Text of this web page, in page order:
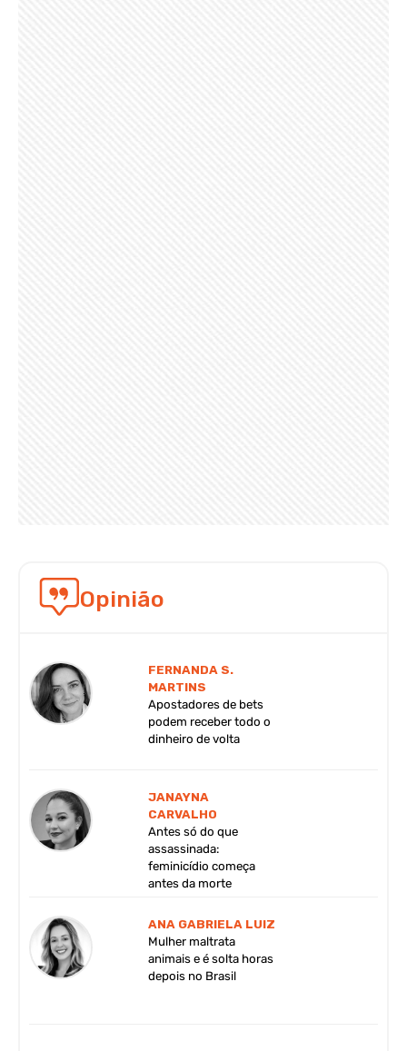
Opinião
FERNANDA S.
MARTINS
Apostadores de bets
podem receber todo o
dinheiro de volta
JANAYNA
CARVALHO
Antes só do que
assassinada:
feminicídio começa
antes da morte
ANA GABRIELA LUIZ
Mulher maltrata
animais e é solta horas
depois no Brasil